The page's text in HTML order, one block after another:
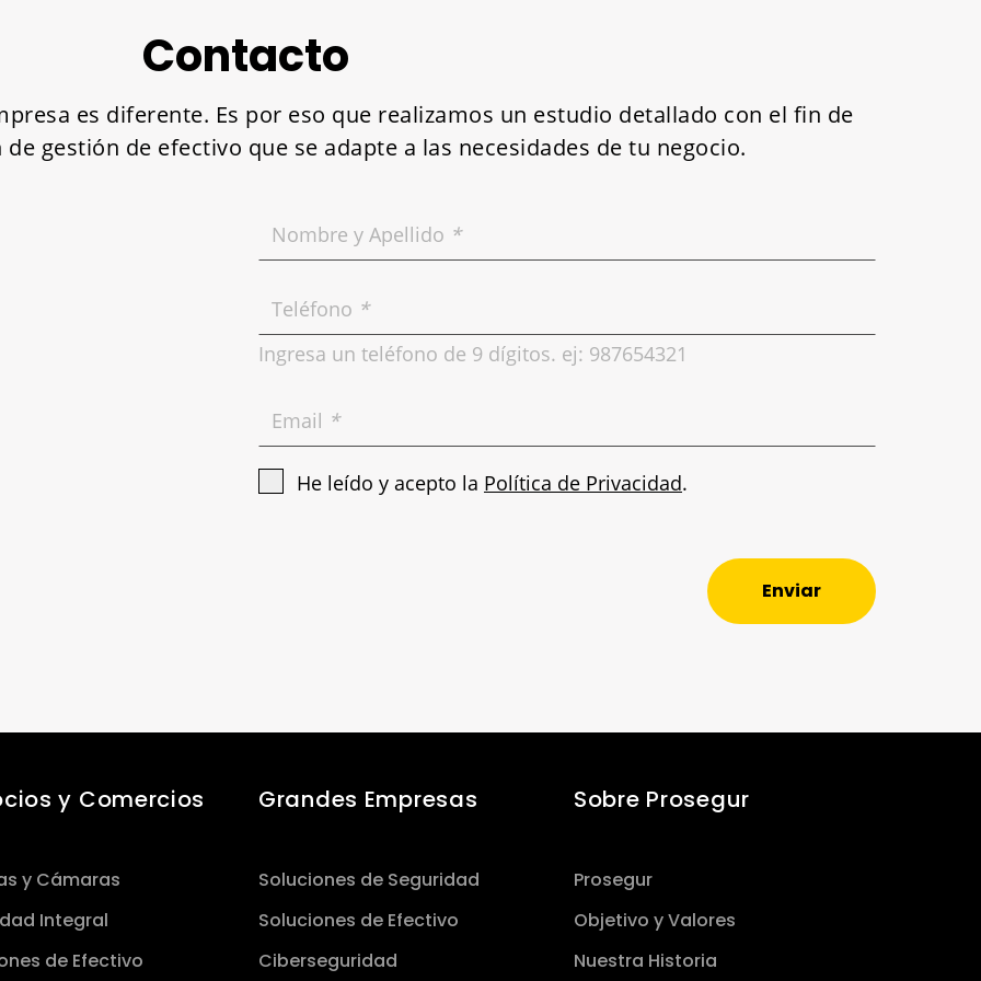
Contacto
es diferente. Es por eso que realizamos un estudio detallado con el fin de
gestión de efectivo que se adapte a las necesidades de tu negocio.
Nombre y Apellido *
Teléfono *
Ingresa un teléfono de 9 dígitos. ej: 987654321
Email *
He leído y acepto la Política de Privacidad.
Enviar
y Comercios
y Cámaras
Integral
de Efectivo
Grandes Empresas
Soluciones de Seguridad
Soluciones de Efectivo
Ciberseguridad
Sobre Prosegur
Prosegur
Objetivo y Valores
Nuestra Historia